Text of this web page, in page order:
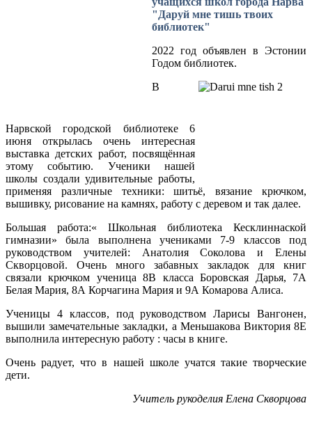
"Даруй мне тишь твоих
библиотек"
2022 год объявлен в Эстонии
Годом библиотек.
В
Нарвской городской библиотеке 6
июня открылась очень интересная
выставка детских работ, посвящённая
этому событию. Ученики нашей
школы создали удивительные работы,
применяя различные техники: шитьё, вязание крючком,
вышивку, рисование на камнях, работу с деревом и так далее.
Большая работа:« Школьная библиотека Кесклиннаской
гимназии» была выполнена учениками 7-9 классов под
руководством учителей: Анатолия Соколова и Елены
Скворцовой. Очень много забавных закладок для книг
связали крючком ученица 8В класса Боровская Дарья, 7А
Белая Мария, 8А Корчагина Мария и 9А Комарова Алиса.
Ученицы 4 классов, под руководством Ларисы Вангонен,
вышили замечательные закладки, а Меньшакова Виктория 8Е
выполнила интересную работу : часы в книге.
Очень радует, что в нашей школе учатся такие творческие
дети.
Учитель рукоделия Елена Скворцова